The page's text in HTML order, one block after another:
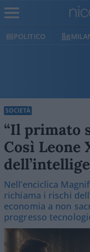
POLITICO
SOCIETÀ
“Il primato
Così Leone
Nell’enciclica
richiama i rischi
economia a non
progresso